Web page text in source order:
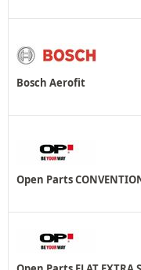
Bosch Aerofit
Open Parts